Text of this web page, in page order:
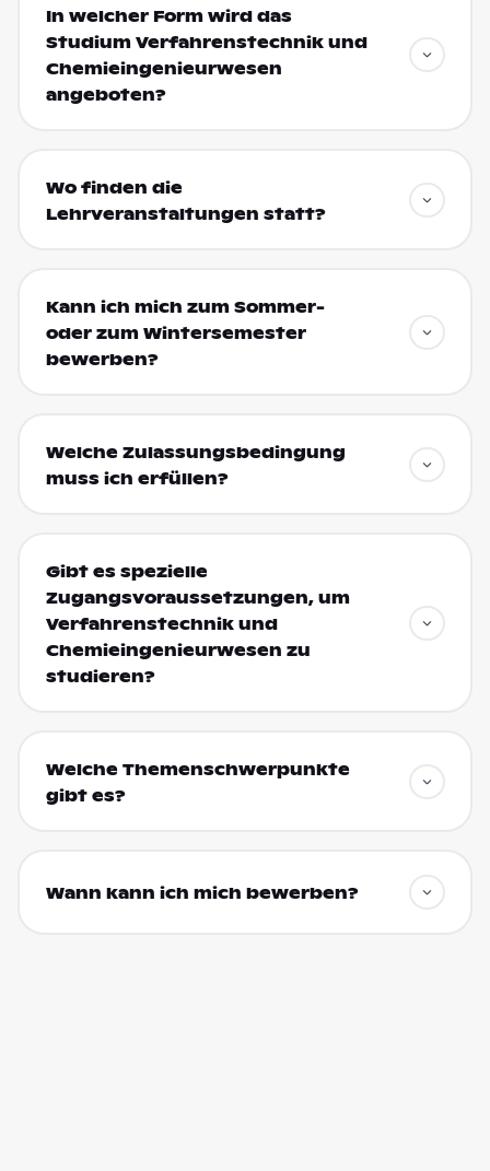
In welcher Form wird das
Studium Verfahrenstechnik und
Chemieingenieurwesen
angeboten?
Wo finden die
Lehrveranstaltungen statt?
Kann ich mich zum Sommer-
oder zum Wintersemester
bewerben?
Welche Zulassungsbedingung
muss ich erfüllen?
Gibt es spezielle
Zugangsvoraussetzungen, um
Verfahrenstechnik und
Chemieingenieurwesen zu
studieren?
Welche Themenschwerpunkte
gibt es?
Wann kann ich mich bewerben?